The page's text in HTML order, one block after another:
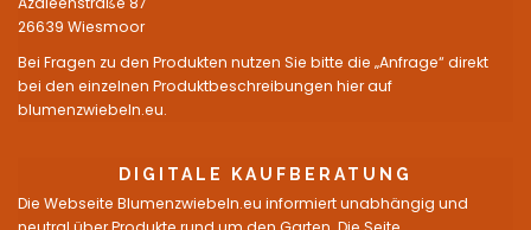
26639 Wiesmoor
Bei Fragen zu den Produkten nutzen Sie bitte die „Anfrage“ direkt
bei den einzelnen Produktbeschreibungen hier auf
blumenzwiebeln.eu.
DIGITALE KAUFBERATUNG
Die Webseite Blumenzwiebeln.eu informiert unabhängig und